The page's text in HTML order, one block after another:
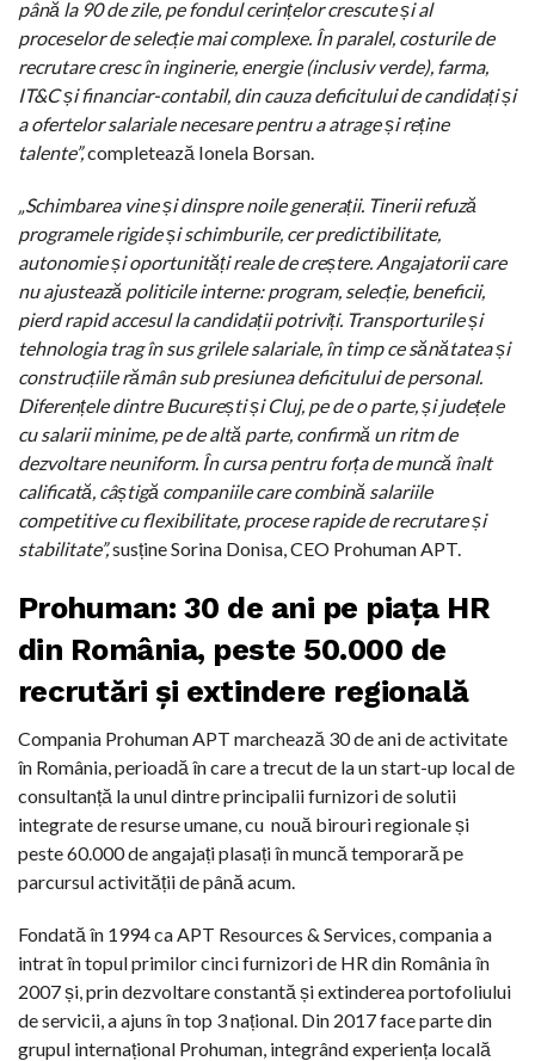
până la 90 de zile, pe fondul cerințelor crescute și al
proceselor de selecție mai complexe. În paralel, costurile de
recrutare cresc în inginerie, energie (inclusiv verde), farma,
IT&C și financiar-contabil, din cauza deficitului de candidați și
a ofertelor salariale necesare pentru a atrage și reține
talente”,completează Ionela Borsan.
„Schimbarea vine și dinspre noile generații. Tinerii refuză
programele rigide și schimburile, cer predictibilitate,
autonomie și oportunități reale de creștere. Angajatorii care
nu ajustează politicile interne: program, selecție, beneficii,
pierd rapid accesul la candidații potriviți. Transporturile și
tehnologia trag în sus grilele salariale, în timp ce sănătatea și
construcțiile rămân sub presiunea deficitului de personal.
Diferențele dintre București și Cluj, pe de o parte, și județele
cu salarii minime, pe de altă parte, confirmă un ritm de
dezvoltare neuniform. În cursa pentru forța de muncă înalt
calificată, câștigă companiile care combină salariile
competitive cu flexibilitate, procese rapide de recrutare și
stabilitate”,susține Sorina Donisa, CEO Prohuman APT.
Prohuman: 30 de ani pe piața HR
din România, peste 50.000 de
recrutări și extindere regională
Compania Prohuman APT marchează 30 de ani de activitate
în România, perioadă în care a trecut de la un start-up local de
consultanță la unul dintre principalii furnizori de solutii
integrate de resurse umane, cu nouă birouri regionale și
peste 60.000 de angajați plasați în muncă temporară pe
parcursul activității de până acum.
Fondată în 1994 ca APT Resources & Services, compania a
intrat în topul primilor cinci furnizori de HR din România în
2007 și, prin dezvoltare constantă și extinderea portofoliului
de servicii, a ajuns în top 3 național. Din 2017 face parte din
grupul internațional Prohuman, integrând experiența locală